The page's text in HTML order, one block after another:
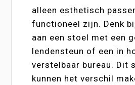
alleen esthetisch
functioneel zijn. Denk
aan een stoel met een
lendensteun of een in
verstelbaar bureau. Dit
kunnen het verschil